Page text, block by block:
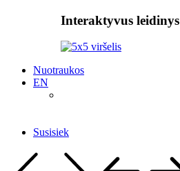
Interaktyvus leidinys
Nuotraukos
EN
Susisiek